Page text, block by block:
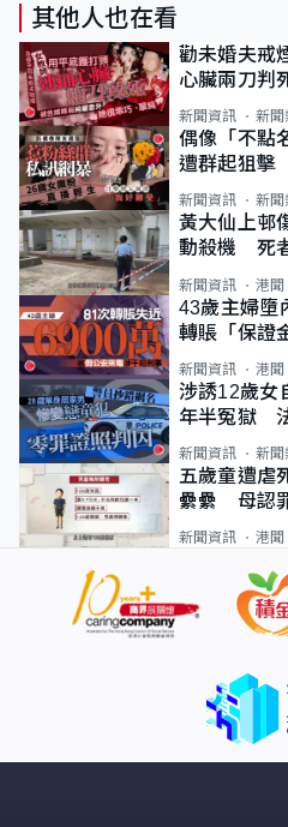
其他人也在看
勸未婚夫戒
心臟兩刀判
新聞資訊 新聞
偶像「不點
遭群起狙擊
新聞資訊 新聞
黃大仙上邨
動殺機 死
新聞資訊 港聞
43歲主婦
轉賬「保證
新聞資訊 港聞
涉誘12歲
年半冤獄
新聞資訊 新聞
五歲童遭虐
纍纍 母認
類案最惡劣
新聞資訊 港聞